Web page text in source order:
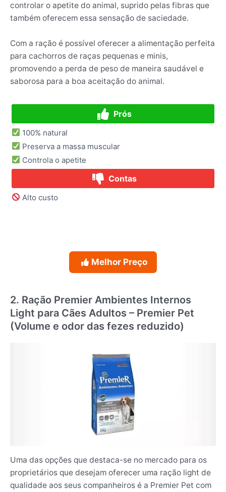
controlar o apetite do animal, suprido pelas fibras que
também oferecem essa sensação de saciedade.
Com a ração é possível oferecer a alimentação perfeita
para cachorros de raças pequenas e minis,
promovendo a perda de peso de maneira saudável e
saborosa para a boa aceitação do animal.
Prós
100% natural
Preserva a massa muscular
Controla o apetite
Contas
Alto custo
Melhor Preço
2. Ração Premier Ambientes Internos
Light para Cães Adultos – Premier Pet
(Volume e odor das fezes reduzido)
Uma das opções que destaca-se no mercado para os
proprietários que desejam oferecer uma ração light de
qualidade aos seus companheiros é a Premier Pet com